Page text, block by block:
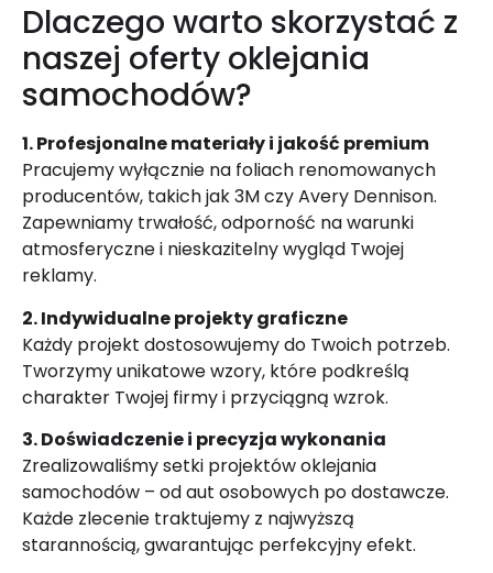
Dlaczego warto skorzystać z
naszej oferty oklejania
samochodów?
1. Profesjonalne materiały i jakość premium
Pracujemy wyłącznie na foliach renomowanych
producentów, takich jak 3M czy Avery Dennison.
Zapewniamy trwałość, odporność na warunki
atmosferyczne i nieskazitelny wygląd Twojej
reklamy.
2. Indywidualne projekty graficzne
Każdy projekt dostosowujemy do Twoich potrzeb.
Tworzymy unikatowe wzory, które podkreślą
charakter Twojej firmy i przyciągną wzrok.
3. Doświadczenie i precyzja wykonania
Zrealizowaliśmy setki projektów oklejania
samochodów – od aut osobowych po dostawcze.
Każde zlecenie traktujemy z najwyższą
starannością, gwarantując perfekcyjny efekt.